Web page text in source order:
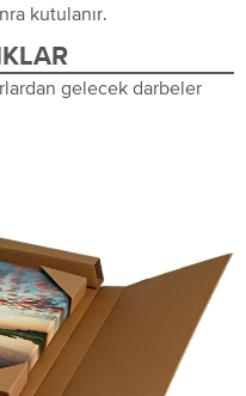
kutulanır.
gelecek darbeler